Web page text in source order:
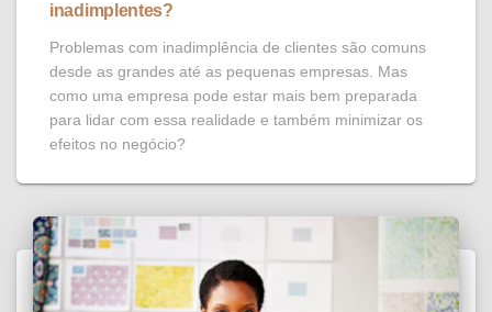
inadimplentes?
Problemas com inadimplência de clientes são comuns
desde as grandes até as pequenas empresas. Mas
como uma empresa pode estar mais bem preparada
para lidar com essa realidade e também minimizar os
efeitos no negócio?